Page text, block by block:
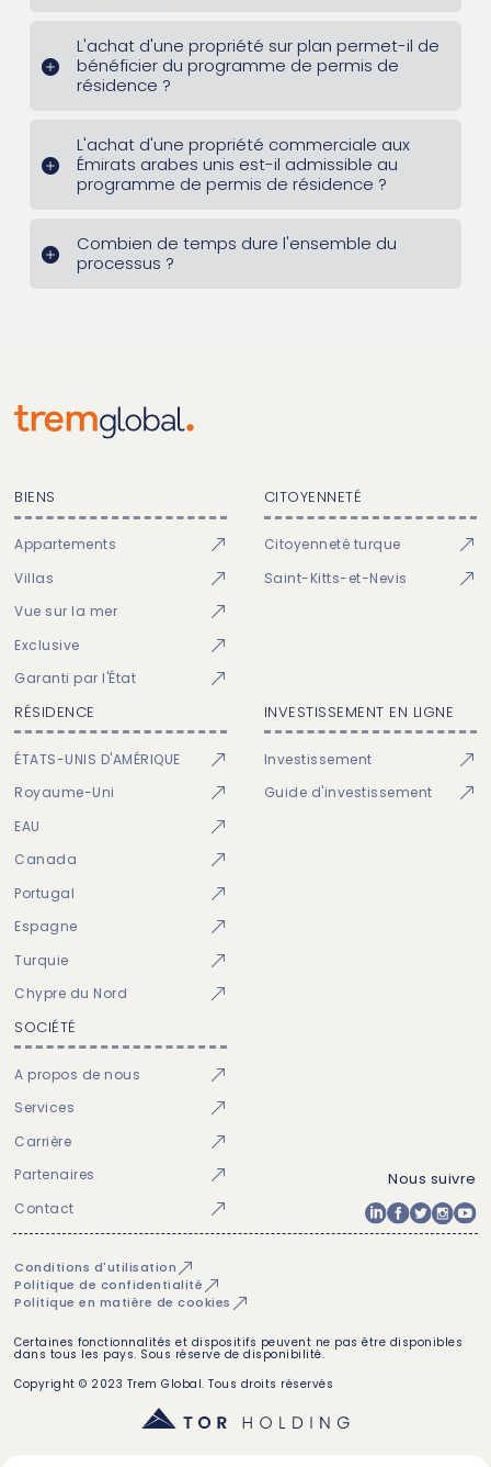
L'achat d'une propriété sur plan permet-il de
bénéficier du programme de permis de
résidence ?
L'achat d'une propriété commerciale aux
Émirats arabes unis est-il admissible au
programme de permis de résidence ?
Combien de temps dure l'ensemble du
processus ?
BIENS
Appartements
Villas
Vue sur la mer
Exclusive
Garanti par l'État
CITOYENNETÉ
Citoyenneté turque
Saint-Kitts-et-Nevis
RÉSIDENCE
ÉTATS-UNIS D'AMÉRIQUE
Royaume-Uni
EAU
Canada
Portugal
Espagne
Turquie
Chypre du Nord
INVESTISSEMENT EN LIGNE
Investissement
Guide d'investissement
SOCIÉTÉ
A propos de nous
Services
Carrière
Partenaires
Contact
Nous suivre
Conditions d'utilisation
Politique de confidentialité
Politique en matière de cookies
Certaines fonctionnalités et dispositifs peuvent ne pas être disponibles
dans tous les pays. Sous réserve de disponibilité.
Copyright © 2023 Trem Global. Tous droits réservés